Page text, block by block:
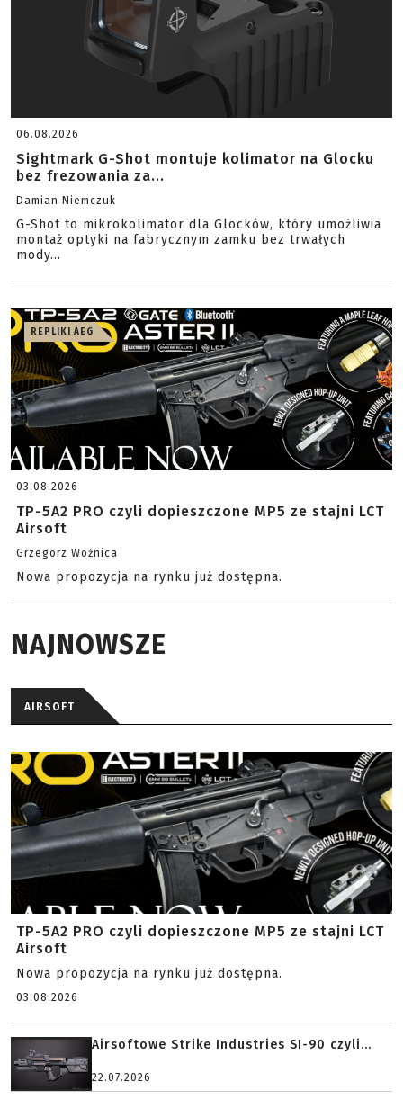
06.08.2026
Sightmark G-Shot montuje kolimator na Glocku
bez frezowania za...
Damian Niemczuk
G-Shot to mikrokolimator dla Glocków, który umożliwia
montaż optyki na fabrycznym zamku bez trwałych
mody...
REPLIKI AEG
03.08.2026
TP-5A2 PRO czyli dopieszczone MP5 ze stajni LCT
Airsoft
Grzegorz Woźnica
Nowa propozycja na rynku już dostępna.
NAJNOWSZE
AIRSOFT
TP-5A2 PRO czyli dopieszczone MP5 ze stajni LCT
Airsoft
Nowa propozycja na rynku już dostępna.
03.08.2026
Airsoftowe Strike Industries SI-90 czyli...
22.07.2026